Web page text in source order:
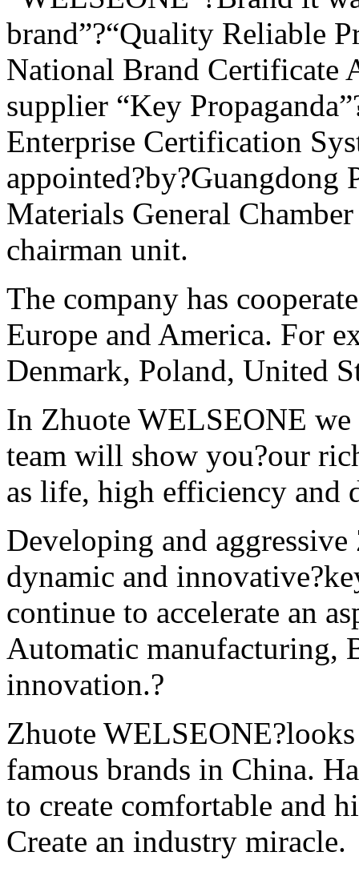
brand”?“Quality Reliable
National Brand Certificate
supplier “Key
Enterprise Certification
Materials General
chairman unit.
The company has
Europe and America. For
Denmark, Poland, United
In Zhuote WELSEONE we
team will show you?our
as life, high efficiency and
Developing and
dynamic and
continue to accelerate an
Automatic manufacturing,
innovation.?
Zhuote
famous brands in China.
to create comfortable and
Create an industry miracle.